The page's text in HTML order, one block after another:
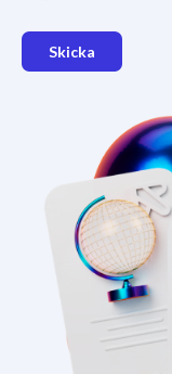
Skicka